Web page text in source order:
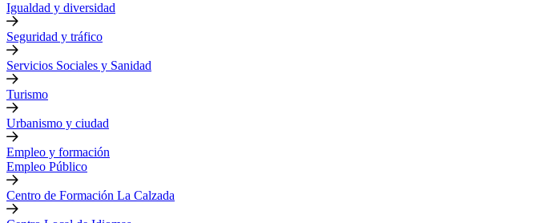
Igualdad y diversidad
Seguridad y tráfico
Servicios Sociales y Sanidad
Turismo
Urbanismo y ciudad
Empleo y formación
Empleo Público
Centro de Formación La Calzada